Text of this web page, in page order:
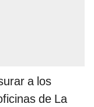
a los
de La